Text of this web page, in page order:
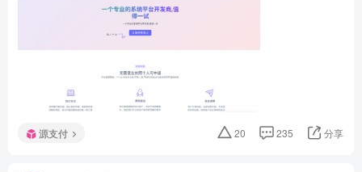
源支付 20 235 分享